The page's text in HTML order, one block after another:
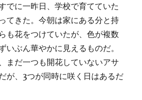
でに一昨日、学校で育てていた
てきた。今朝は家にある分と持
も花をつけていたが、色が複数
いぶん華やかに見えるものだ。
まだ一つも開花していないアサ
が、3つが同時に咲く日はあるだ